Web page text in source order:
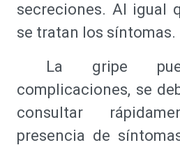
secreciones. Al igual
se tratan los síntomas.
La gripe
complicaciones, se
consultar
presencia de